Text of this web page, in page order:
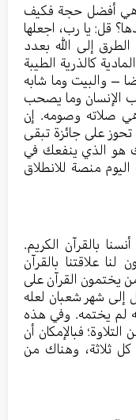
هي أفضل حجة فكيف
قل: يا رب، اجعلها
إلى الله بعدد
كالذرية الطيبة
– والبيت وما شابه
الإنسان وما يصحب
هي صلاته وصومه. إن
تحوز على جائزة تبقى
هو الذي ينفعك في
منصة للانطلاق
بالقرآن الكريم.
لنا علاقتنا بالقرآن
يختمون القرآن على
إلى شهر شعبان لعله
لم يختمه. وفي هذه
فبالإمكان أن
ثلاثة، وهناك من